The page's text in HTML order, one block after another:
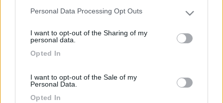
Please note that this website/app uses one or more Google
not limited to your visit or usage behaviour. You may click to
use your data for below specified purposes in below Google
Personal Data Processing Opt Outs
I want to opt-out of the Sharing of my
personal data.
Opted In
I want to opt-out of the Sale of my
Personal Data.
Opted In
Camperumbe
37392
Inserito il 23/08/2018